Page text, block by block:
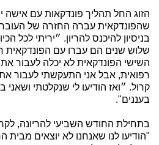
הזוג החל תהליך פונדקאות עם
שהפונדקאית עברה החזרה של
בניסיון להיכנס להריון. ״יריתי לכל
שלוש שנים הם עברו עם הפונדקאית
השישי הפונדקאית לא יכלה לעבור
רפואית, אבל אני התעקשתי לעבור
קרול. ״ואז הודיעו לי שנקלטתי ושאני
בעננים".
בתחילת החודש השביעי להריונה,
"הודיעו לנו שאנחנו לא יוצאים מבית